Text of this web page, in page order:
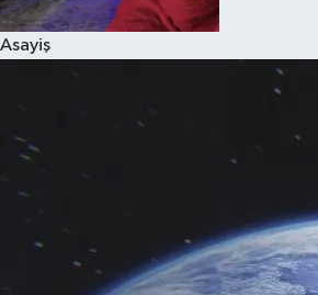
Asayiş